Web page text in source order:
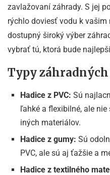
zavlažovaní záhrady. S jej
rýchlo doviesť vodu k
dostupný široký výber
vybrať tú, ktorá bude
Typy
Hadice z PVC: Sú
ľahké a flexibilné, ale
iných materiálov.
Hadice z gumy: Sú
PVC, ale sú aj ťažšie a
Hadice z textilného